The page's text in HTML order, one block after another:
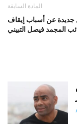
المادة السابقة
جديدة عن أسباب إيقاف
المجمد فيصل التبيني